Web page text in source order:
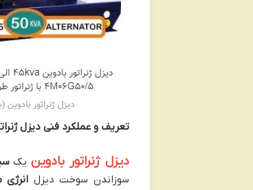
تعریف و عملکرد فنی دیزل
دیزل ژنراتور بادوینیک
سوزاندن سوخت دیزل انرژی